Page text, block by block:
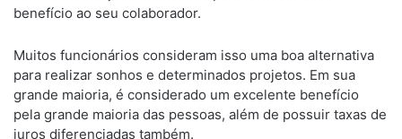
benefício ao seu colaborador.
Muitos funcionários consideram isso uma boa alternativa
para realizar sonhos e determinados projetos. Em sua
grande maioria, é considerado um excelente benefício
pela grande maioria das pessoas, além de possuir taxas de
juros diferenciadas também.